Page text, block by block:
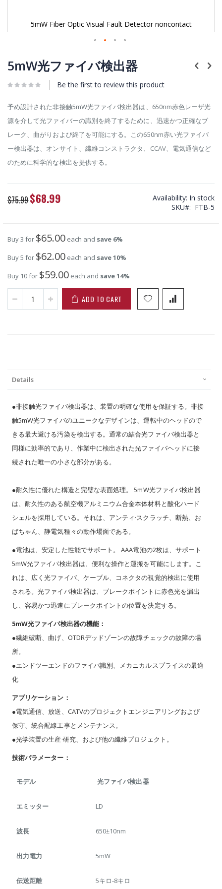
5mW Fiber Optic Visual Fault Detector noncontact
to
the
of
images
5mW光ファイバ検出器
Be the first to review this product
予め設計された非接触5mW光ファイバ検出器は、650nm赤色レーザ光
源を介して光ファイバーの識別を終了するために、迅速かつ正確なブ
レーク、曲がりおよび終了を可能にする。この650nm赤い光ファイバ
ー検出器は、オンサイト、繊維コンストラクタ、CCAV、電気通信など
のために科学的な検出を提供する。
$75.99Special
Price
$68.99 Availability: In stock
SKU
FTB-5
Buy 3 for $65.00 each and save 6%
Buy 5 for $62.00 each and save10%
Buy 10 for $59.00 each and save14%
ADD TO CART
Details
●非接触光ファイバ検出器は、装置の明確な使用を保証する。非接
触5mW光ファイバのユニークなデザインは、運転中のヘッドので
きる最大避ける汚染を検出する。通常の結合光ファイバ検出器と
同様に効率的であり、作業中に検出された光ファイバヘッドに接
続された唯一の小さな部分がある。
●耐久性に優れた構造と完璧な表面処理。 5mW光ファイバ検出器
は、耐久性のある航空機アルミニウム合金本体材料と酸化ハード
シェルを採用している。それは、アンティ·スクラッチ、断熱、お
ばちゃん、静電気種々の動作場面である。
●電池は、安定した性能でサポート。 AAA電池の2枚は、サポート
5mW光ファイバ検出器は、便利な操作と運搬を可能にします。こ
れは、広く光ファイバ、ケーブル、コネクタの視覚的検出に使用
される。光ファイバ検出器は、ブレークポイントに赤色光を漏出
し、容易かつ迅速にブレークポイントの位置を決定する。
5mW光ファイバ検出器の機能：
●繊維破断、曲げ、OTDRデッドゾーンの故障チェックの故障の場
所。
●エンドツーエンドのファイバ識別、メカニカルスプライスの最適
化
アプリケーション：
●電気通信、放送、CATVのプロジェクトエンジニアリングおよび
保守、統合配線工事とメンテナンス。
●光学装置の生産·研究、および他の繊維プロジェクト。
技術パラメーター：
モデル 光ファイバ検出器
エミッター LD
波長 650±10nm
出力電力 5mW
伝送距離 5キロ-8キロ